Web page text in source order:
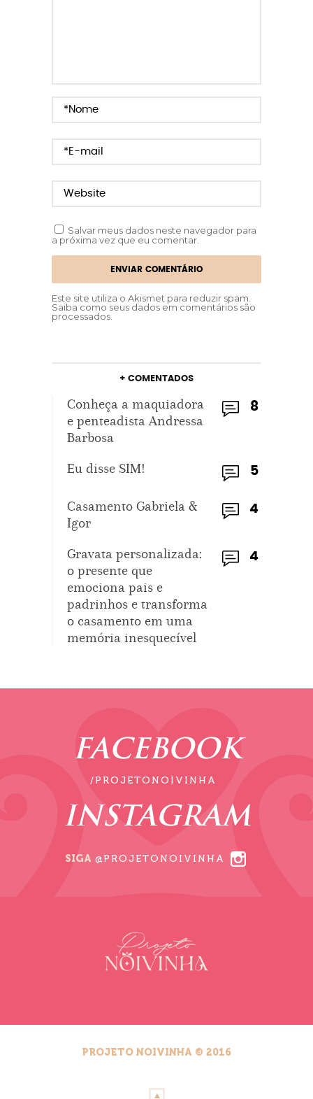
Salvar meus dados neste navegador para
a próxima vez que eu comentar.
Este site utiliza o Akismet para reduzir spam.
Saiba como seus dados em comentários são
processados
+ COMENTADOS
8
Conheça a maquiadora
e penteadista Andressa
Barbosa
5
Eu disse SIM!
4
Casamento Gabriela &
Igor
4
Gravata personalizada:
o presente que
emociona pais e
padrinhos e transforma
o casamento em uma
memória inesquecível
FACEBOOK
/PROJETONOIVINHA
INSTAGRAM
SIGA @PROJETONOIVINHA
PROJETO NOIVINHA © 2016